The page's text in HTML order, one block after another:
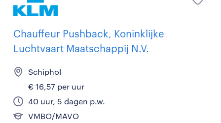
Chauffeur Pushback, Koninklijke
Luchtvaart Maatschappij N.V.
Schiphol
€ 16,57 per uur
40 uur, 5 dagen p.w.
VMBO/MAVO